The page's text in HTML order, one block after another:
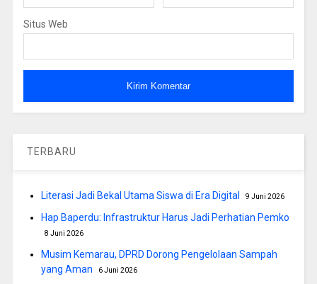
Situs Web
TERBARU
Literasi Jadi Bekal Utama Siswa di Era Digital 9 Juni 2026
Hap Baperdu: Infrastruktur Harus Jadi Perhatian Pemko
8 Juni 2026
Musim Kemarau, DPRD Dorong Pengelolaan Sampah
yang Aman
6 Juni 2026